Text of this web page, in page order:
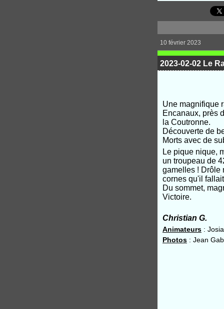
10 février 2023
2023-02-02 Le
Une magnifique
Encanaux, près
la Coutronne.
Découverte de
Morts avec de
Le pique nique,
un troupeau de
gamelles ! Drôle
cornes qu'il
Du sommet,
Victoire.
Christian G.
Animateurs :
Photos : Jean